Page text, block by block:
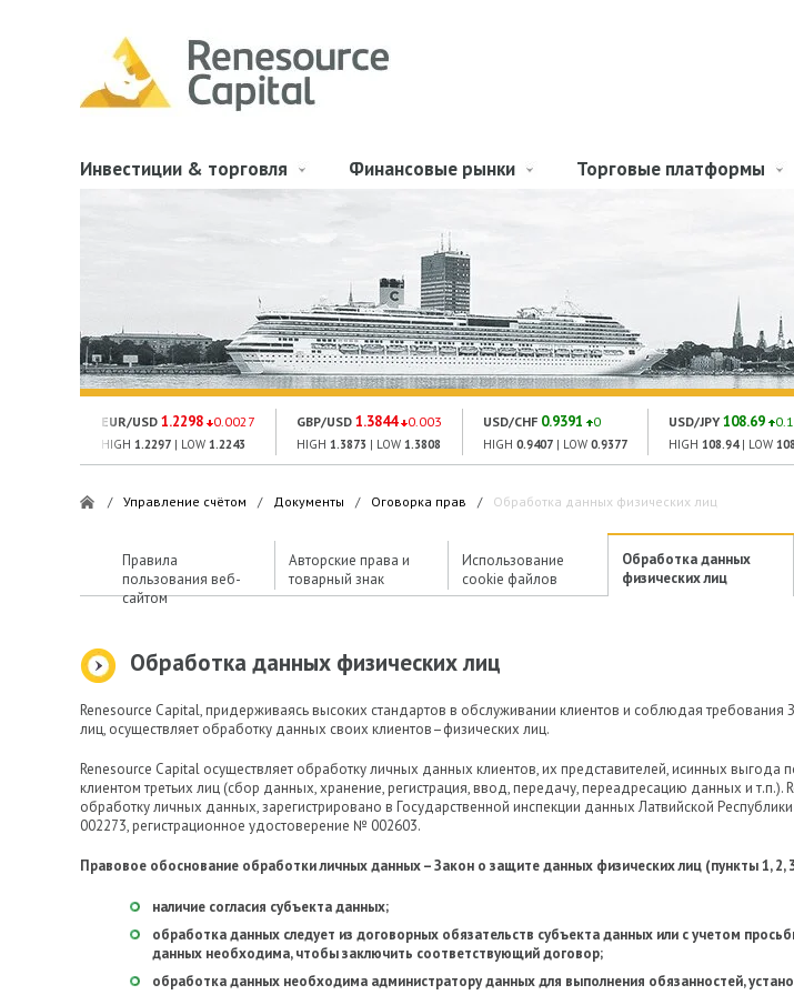
Инвестиции & торговля Финансовые рынки Торговые платформы
EUR/USD 1.2298 0.0027
HIGH 1.2297 | LOW 1.2243
GBP/USD 1.3844 0.003
HIGH 1.3873 | LOW 1.3808
USD/CHF 0.9391 0
HIGH 0.9407 | LOW 0.9377
USD/JPY 108.69
HIGH 108.94| LOW
/ Управление счётом / Документы / Оговорка прав / Обработка данных физических лиц
Правила
пользования веб-
сайтом
Авторские права и
товарный знак
Использование
cookie файлов
Обработка данных
физических лиц
Обработка данных физических лиц
Renesource Capital, придерживаясь высоких стандартов в обслуживании клиентов и соблюдая требования
лиц, осуществляет обработку данных своих клиентов–физических лиц.
Renesource Capital осуществляет обработку личных данных клиентов, их представителей, исинных выгода
клиентом третьих лиц (сбор данных, хранение, регистрация, ввод, передачу, переадресацию данных и т.п.).
обработку личных данных, зарегистрировано в Государственной инспекции данных Латвийской
002273, регистрационное удостоверение № 002603.
Правовое обоснование обработки личных данных – Закон о защите данных физических лиц (пункты 1, 2,
наличие согласия субъекта данных;
обработка данных следует из договорных обязательств субъекта данных или с учетом
данных необходима, чтобы заключить соответствующий договор;
обработка данных необходима администратору данных для выполнения обязанностей,